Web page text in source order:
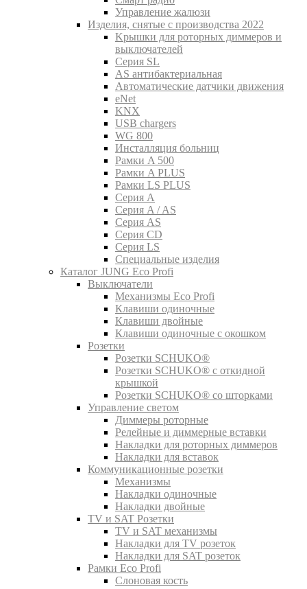
Управление жалюзи
Изделия, снятые с производства 2022
Kрышки для роторных диммеров и
выключателей
Серия SL
AS антибактериальная
Aвтоматические датчики движения
eNet
KNX
USB chargers
WG 800
Инсталляция больниц
Рамки A 500
Рамки A PLUS
Рамки LS PLUS
Серия A
Серия A / AS
Серия AS
Серия CD
Серия LS
Специальные изделия
Каталог JUNG Eco Profi
Выключатели
Механизмы Eco Profi
Клавиши одиночные
Клавиши двойные
Клавиши одиночные с окошком
Розетки
Розетки SCHUKO®
Розетки SCHUKO® с откидной
крышкой
Розетки SCHUKO® со шторками
Управление светом
Диммеры роторные
Релейные и диммерные вставки
Накладки для роторных диммеров
Накладки для вставок
Коммуникационные розетки
Механизмы
Накладки одиночные
Накладки двойные
TV и SAT Розетки
TV и SAT механизмы
Накладки для TV розеток
Накладки для SAT розеток
Рамки Eco Profi
Слоновая кость